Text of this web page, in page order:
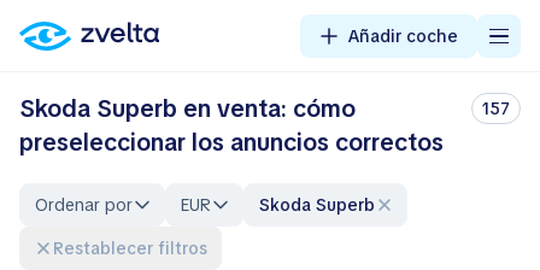
Añadir coche
Skoda Superb en venta: cómo
preseleccionar los anuncios correctos
157
Ordenar por EUR
Skoda Superb
Restablecer filtros